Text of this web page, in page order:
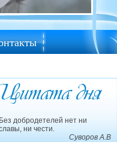
Без добродетелей нет ни
ни чести.
Суворов А.В